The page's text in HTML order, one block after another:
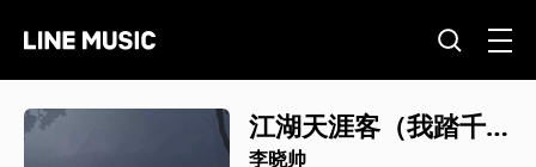
江湖天涯客（我踏千山
雪度过万里潮）
李晓帅